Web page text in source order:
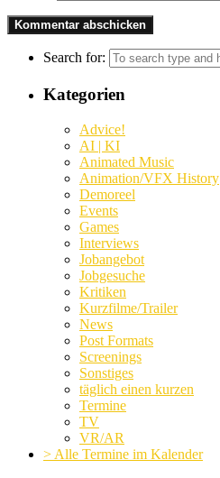
Search for:
Kategorien
Advice!
AI | KI
Animated Music
Animation/VFX History
Demoreel
Events
Games
Interviews
Jobangebot
Jobgesuche
Kritiken
Kurzfilme/Trailer
News
Post Formats
Screenings
Sonstiges
täglich einen kurzen
Termine
TV
VR/AR
> Alle Termine im Kalender